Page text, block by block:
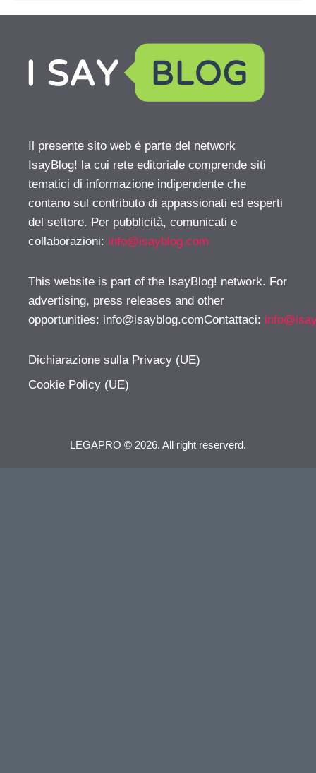
Il presente sito web è parte del network
IsayBlog! la cui rete editoriale comprende siti
tematici di informazione indipendente che
contano sul contributo di appassionati ed esperti
del settore. Per pubblicità, comunicati e
collaborazioni: info@isayblog.com
This website is part of the IsayBlog! network. For
advertising, press releases and other
opportunities: info@isayblog.comContattaci:
Dichiarazione sulla Privacy (UE)
Cookie Policy (UE)
LEGAPRO © 2026. All right reserverd.